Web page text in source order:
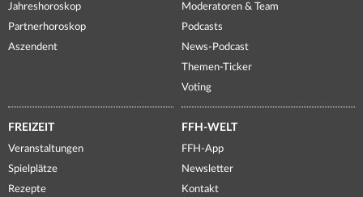
Jahreshoroskop
Partnerhoroskop
Aszendent
Moderatoren & Team
Podcasts
News-Podcast
Themen-Ticker
Voting
FREIZEIT
Veranstaltungen
Spielplätze
Rezepte
FFH-WELT
FFH-App
Newsletter
Kontakt